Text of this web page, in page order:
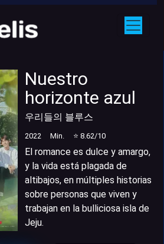
Nuestro
horizonte azul
우리들의 블루스
2022 Min. ⭐ 8.62/10
El romance es dulce y amargo,
y la vida está plagada de
altibajos, en múltiples historias
sobre personas que viven y
trabajan en la bulliciosa isla de
Jeju.